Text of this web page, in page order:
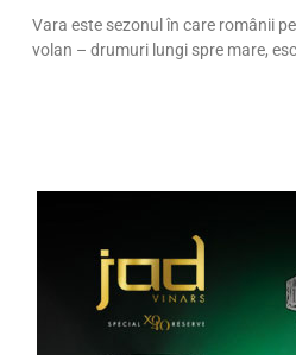
Vara este sezonul în care românii
volan – drumuri lungi spre mare,